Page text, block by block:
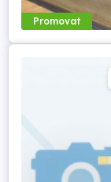
Promovat